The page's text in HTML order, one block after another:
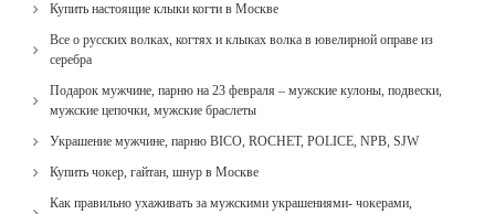
Купить настоящие клыки когти в Москве
Все о русских волках, когтях и клыках волка в ювелирной оправе из
серебра
Подарок мужчине, парню на 23 февраля – мужские кулоны, подвески,
мужские цепочки, мужские браслеты
Украшение мужчине, парню BICO, ROCHET, POLICE, NPB, SJW
Купить чокер, гайтан, шнур в Москве
Как правильно ухаживать за мужскими украшениями- чокерами,